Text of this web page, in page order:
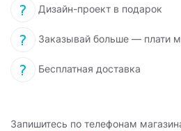
Дизайн-проект в подарок
Заказывай больше — плати
Бесплатная доставка
Запишитесь по телефонам